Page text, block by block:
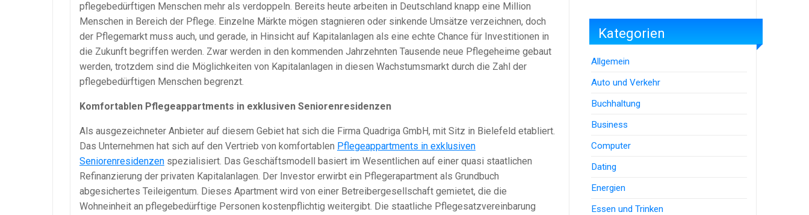
pflegebedürftigen Menschen mehr als verdoppeln. Bereits heute arbeiten in Deutschland knapp eine Million
Menschen in Bereich der Pflege. Einzelne Märkte mögen stagnieren oder sinkende Umsätze verzeichnen, doch
der Pflegemarkt muss auch, und gerade, in Hinsicht auf Kapitalanlagen als eine echte Chance für Investitionen in
die Zukunft begriffen werden. Zwar werden in den kommenden Jahrzehnten Tausende neue Pflegeheime gebaut
werden, trotzdem sind die Möglichkeiten von Kapitalanlagen in diesen Wachstumsmarkt durch die Zahl der
pflegebedürftigen Menschen begrenzt.
Komfortablen Pflegeappartments in exklusiven Seniorenresidenzen
Als ausgezeichneter Anbieter auf diesem Gebiet hat sich die Firma Quadriga GmbH, mit Sitz in Bielefeld etabliert.
Das Unternehmen hat sich auf den Vertrieb von komfortablen Pflegeappartments in exklusiven
Seniorenresidenzen spezialisiert. Das Geschäftsmodell basiert im Wesentlichen auf einer quasi staatlichen
Refinanzierung der privaten Kapitalanlagen. Der Investor erwirbt ein Pflegerapartment als Grundbuch
abgesichertes Teileigentum. Dieses Apartment wird von einer Betreibergesellschaft gemietet, die die
Wohneinheit an pflegebedürftige Personen kostenpflichtig weitergibt. Die staatliche Pflegesatzvereinbarung
Kategorien
Allgemein
Auto und Verkehr
Buchhaltung
Business
Computer
Dating
Energien
Essen und Trinken